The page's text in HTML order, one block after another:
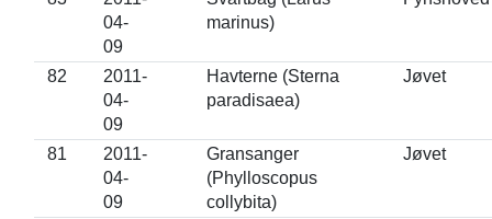
04-
09
marinus)
82
2011-
04-
09
Havterne (Sterna
paradisaea)
Jøvet
81
2011-
04-
09
Gransanger
(Phylloscopus
collybita)
Jøvet